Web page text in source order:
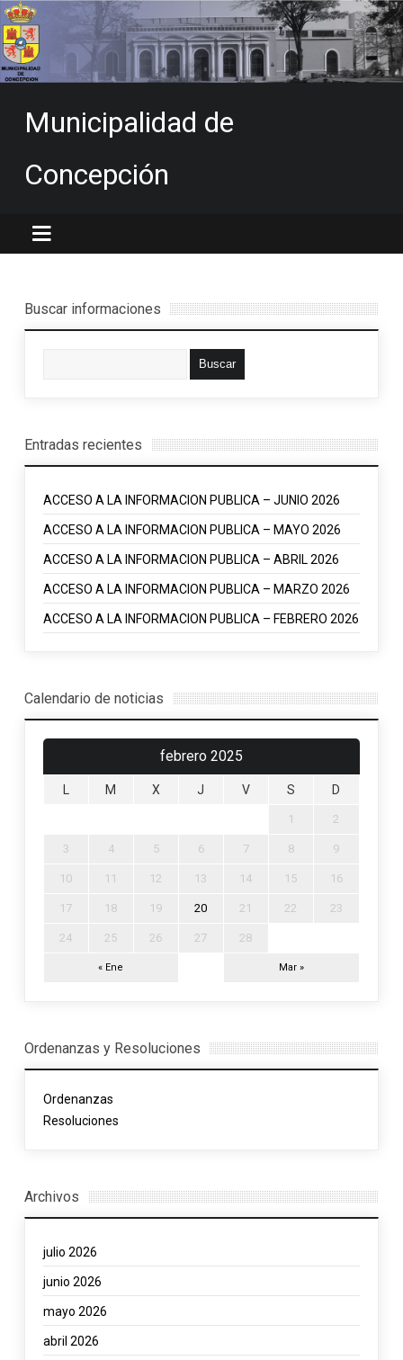
Municipalidad de
Concepción
Buscar informaciones
Entradas recientes
ACCESO A LA INFORMACION PUBLICA – JUNIO 2026
ACCESO A LA INFORMACION PUBLICA – MAYO 2026
ACCESO A LA INFORMACION PUBLICA – ABRIL 2026
ACCESO A LA INFORMACION PUBLICA – MARZO 2026
ACCESO A LA INFORMACION PUBLICA – FEBRERO 2026
Calendario de noticias
febrero 2025
M X J V S D
« Ene Mar »
1 2
3 4 5 6 7 8 9
10 11 12 13 14 15 16
17 18 19 20 21 22 23
24 25 26 27 28
Ordenanzas y Resoluciones
Ordenanzas
Resoluciones
Archivos
julio 2026
junio 2026
mayo 2026
abril 2026